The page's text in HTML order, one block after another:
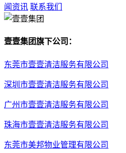
闻资讯 联系我们
壹壹集团旗下公司：
东莞市壹壹清洁服务有限公司
深圳市壹壹清洁服务有限公司
广州市壹壹清洁服务有限公司
珠海市壹壹清洁服务有限公司
东莞市美邦物业管理有限公司